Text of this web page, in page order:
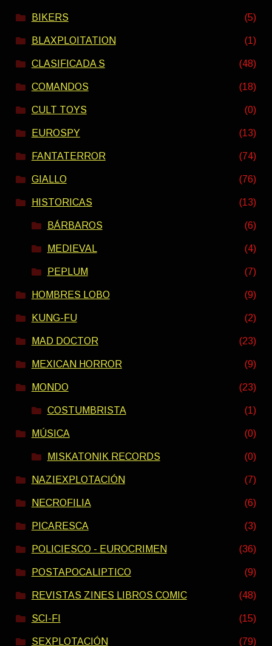
BIKERS (5)
BLAXPLOITATION (1)
CLASIFICADA S (48)
COMANDOS (18)
CULT TOYS (0)
EUROSPY (13)
FANTATERROR (74)
GIALLO (76)
HISTORICAS (13)
BÁRBAROS (6)
MEDIEVAL (4)
PEPLUM (7)
HOMBRES LOBO (9)
KUNG-FU (2)
MAD DOCTOR (23)
MEXICAN HORROR (9)
MONDO (23)
COSTUMBRISTA (1)
MÚSICA (0)
MISKATONIK RECORDS (0)
NAZIEXPLOTACIÓN (7)
NECROFILIA (6)
PICARESCA (3)
POLICIESCO - EUROCRIMEN (36)
POSTAPOCALIPTICO (9)
REVISTAS ZINES LIBROS COMIC (48)
SCI-FI (15)
SEXPLOTACIÓN (79)